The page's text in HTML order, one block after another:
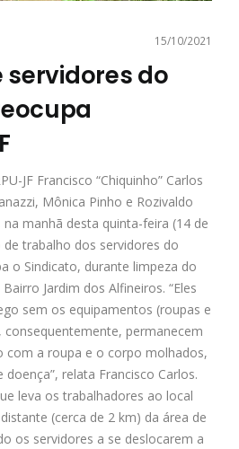
15/10/2021
servidores do
JF Francisco “Chiquinho” Carlos
Mônica Pinho e Rozivaldo
manhã desta quinta-feira (14 de
trabalho dos servidores do
o Sindicato, durante limpeza do
Jardim dos Alfineiros. “Eles
sem os equipamentos (roupas e
consequentemente, permanecem
com a roupa e o corpo molhados,
relata Francisco Carlos.
leva os trabalhadores ao local
(cerca de 2 km) da área de
os servidores a se deslocarem a